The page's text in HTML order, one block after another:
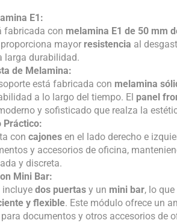
E1:
fabricada con melamina E1 de 50 mm
mayor resistencia al
larga durabilidad.
de Melamina:
está fabricada con melamina
a lo largo del tiempo. El panel
y sofisticado que realza la
Práctico:
con cajones en el lado derecho e
y accesorios de oficina,
y discreta.
Mini Bar:
incluye dos puertas y un mini bar, lo
y flexible. Este módulo ofrece un
documentos y otros accesorios de